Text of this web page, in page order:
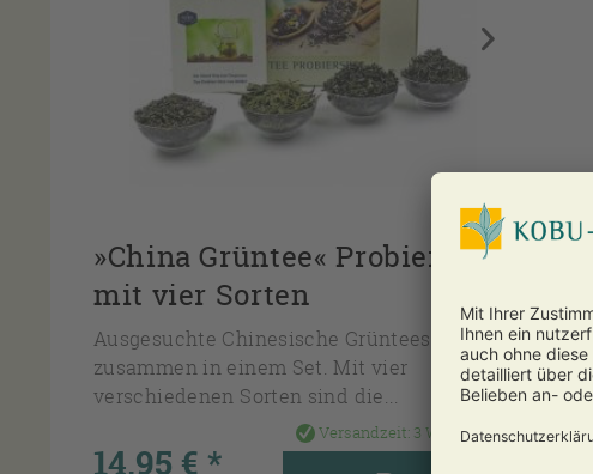
»China Grüntee« Probier-Set
mit vier Sorten
Ausgesuchte Chinesische Grüntees
zusammen in einem Set. Mit vier
verschiedenen Sorten sind die...
Versandzeit: 3 Werktage
14,95 € *